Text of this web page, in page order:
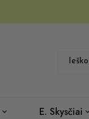
E. Skysčiai